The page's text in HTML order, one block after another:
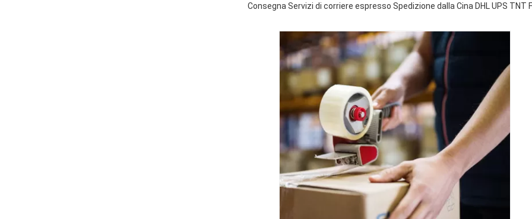
Consegna Servizi di corriere espresso Spedizione dalla Cina DHL UPS TNT